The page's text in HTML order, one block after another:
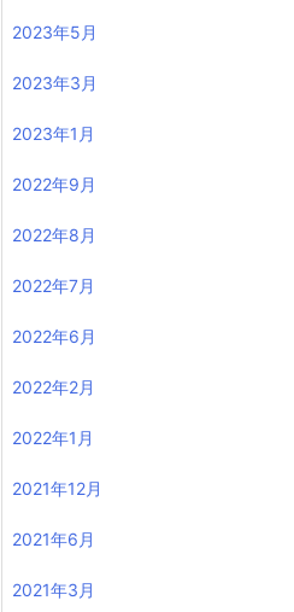
2023年5月
2023年3月
2023年1月
2022年9月
2022年8月
2022年7月
2022年6月
2022年2月
2022年1月
2021年12月
2021年6月
2021年3月